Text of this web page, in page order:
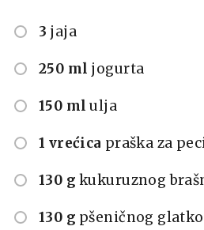
3 jaja
250 ml jogurta
150 ml ulja
1 vrećica praška za
130 g kukuruznog
130 g pšeničnog